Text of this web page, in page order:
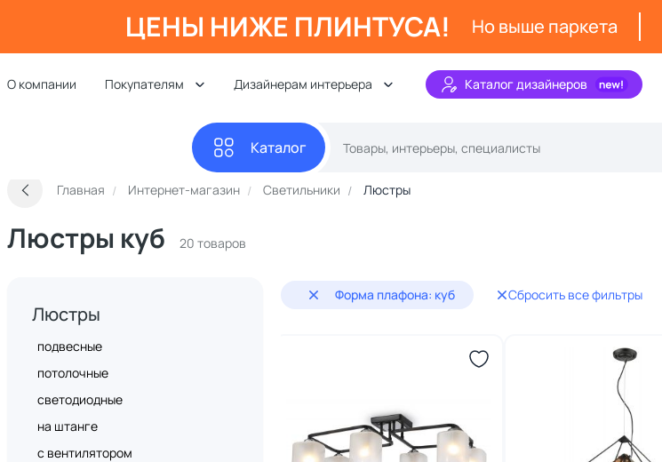
ЦЕНЫ НИЖЕ ПЛИНТУСА! Но выше паркета
О компании Покупателям Дизайнерам интерьера Каталог дизайнеров
Каталог
Главная Интернет-магазин Светильники Люстры
Люстры куб 20 товаров
Люстры
подвесные
потолочные
светодиодные
на штанге
с вентилятором
Форма плафона: куб Сбросить все фильтры